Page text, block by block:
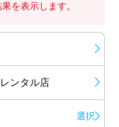
を表示します。
ンタル店
選択